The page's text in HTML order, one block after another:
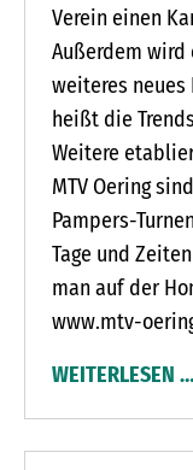
Verein einen
dem ersten
Trainerin
glücklich
Mitglieder
Christina
immer
Sporthalle
Außerdem wird
weiteres neues
heißt die
bei jüngeren
Der Kurs findet
bis 14 Uhr in
von Fynn
engagierten
ist schon sehr
Weitere
MTV Oering
Pampers-
Workout und
Tage und
man auf der
www.mtv-
WEITERLESEN …